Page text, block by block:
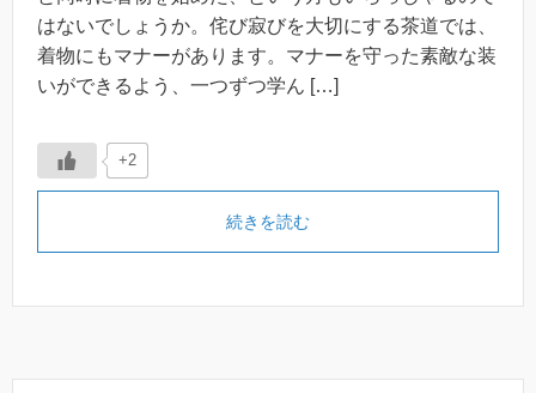
はないでしょうか。侘び寂びを大切にする茶道では、
着物にもマナーがあります。マナーを守った素敵な装
いができるよう、一つずつ学ん […]
+2
続きを読む